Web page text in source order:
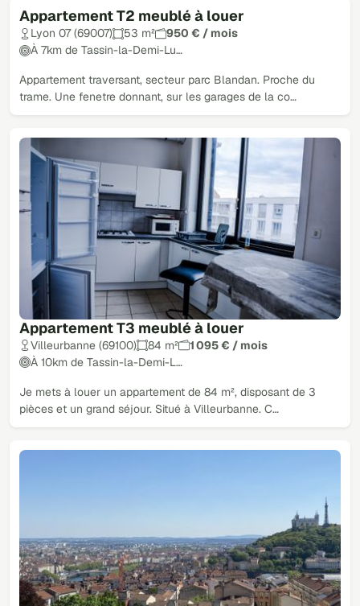
Appartement T2 meublé à louer
Lyon 07 (69007) 53 m²
950 € / mois
À 7km de Tassin-la-Demi-Lu…
Appartement traversant, secteur parc Blandan. Proche du
trame. Une fenetre donnant, sur les garages de la co…
Appartement T3 meublé à louer
Villeurbanne (69100) 84 m²
1 095 € / mois
À 10km de Tassin-la-Demi-L…
Je mets à louer un appartement de 84 m², disposant de 3
pièces et un grand séjour. Situé à Villeurbanne. C…